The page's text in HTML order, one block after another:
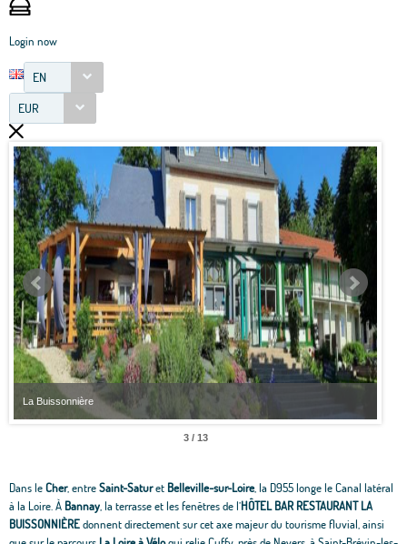
Login now
EN
EUR
La Buissonnière
3 / 13
Dans leCher, entreSaint-Saturet Belleville-sur-Loire, la D955 longe le Canal latéral
à la Loire. À Bannay, la terrasse et les fenêtres de l’HÔTEL BAR RESTAURANT LA
BUISSONNIÈREdonnent directement sur cet axe majeur du tourisme fluvial, ainsi